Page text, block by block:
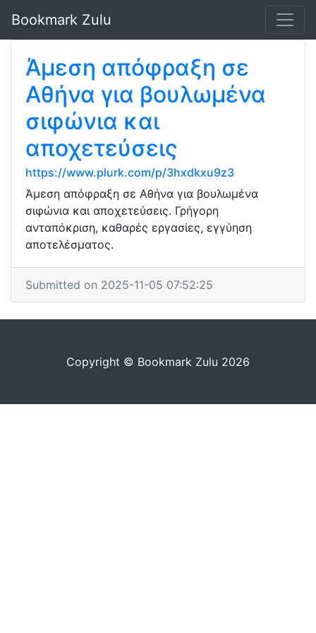
Bookmark Zulu
Άμεση απόφραξη σε
Αθήνα για βουλωμένα
σιφώνια και
αποχετεύσεις
https://www.plurk.com/p/3hxdkxu9z3
Άμεση απόφραξη σε Αθήνα για βουλωμένα
σιφώνια και αποχετεύσεις. Γρήγορη
ανταπόκριση, καθαρές εργασίες, εγγύηση
αποτελέσματος.
Submitted on 2025-11-05 07:52:25
Copyright © Bookmark Zulu 2026